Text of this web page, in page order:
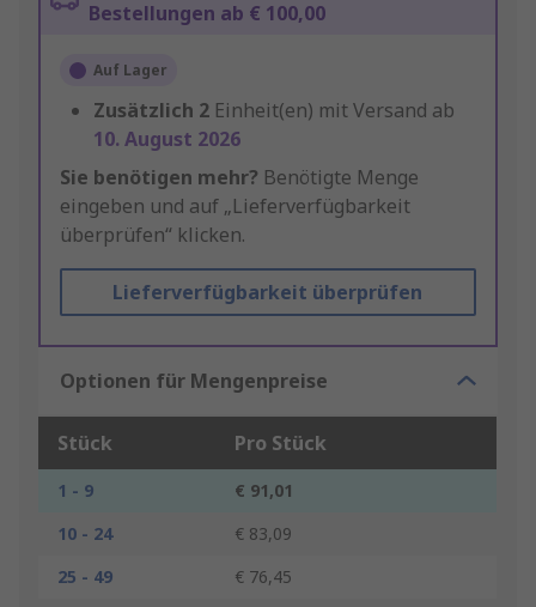
Bestellungen ab € 100,00
Auf Lager
Zusätzlich 2 Einheit(en) mit Versand ab
10. August 2026
Sie benötigen mehr? Benötigte Menge
eingeben und auf „Lieferverfügbarkeit
überprüfen“ klicken.
Lieferverfügbarkeit überprüfen
Optionen für Mengenpreise
Stück Pro Stück
1 - 9
€ 91,01
10 - 24
€ 83,09
25 - 49
€ 76,45